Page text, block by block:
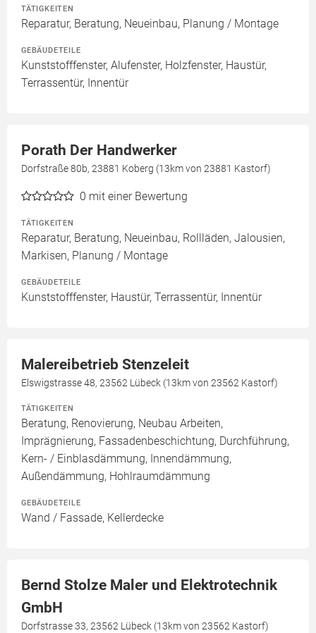
TÄTIGKEITEN
Reparatur, Beratung, Neueinbau, Planung / Montage
GEBÄUDETEILE
Kunststofffenster, Alufenster, Holzfenster, Haustür,
Terrassentür, Innentür
Porath Der Handwerker
Dorfstraße 80b, 23881 Koberg (13km von 23881 Kastorf)
0 mit einer Bewertung
TÄTIGKEITEN
Reparatur, Beratung, Neueinbau, Rollläden, Jalousien,
Markisen, Planung / Montage
GEBÄUDETEILE
Kunststofffenster, Haustür, Terrassentür, Innentür
Malereibetrieb Stenzeleit
Elswigstrasse 48, 23562 Lübeck (13km von 23562 Kastorf)
TÄTIGKEITEN
Beratung, Renovierung, Neubau Arbeiten,
Imprägnierung, Fassadenbeschichtung, Durchführung,
Kern- / Einblasdämmung, Innendämmung,
Außendämmung, Hohlraumdämmung
GEBÄUDETEILE
Wand / Fassade, Kellerdecke
Bernd Stolze Maler und Elektrotechnik
GmbH
Dorfstrasse 33, 23562 Lübeck (13km von 23562 Kastorf)